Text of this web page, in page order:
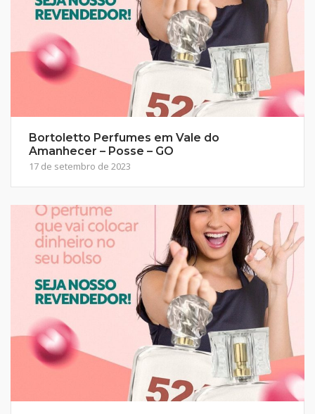
Bortoletto Perfumes em Vale do
Amanhecer – Posse – GO
17 de setembro de 2023